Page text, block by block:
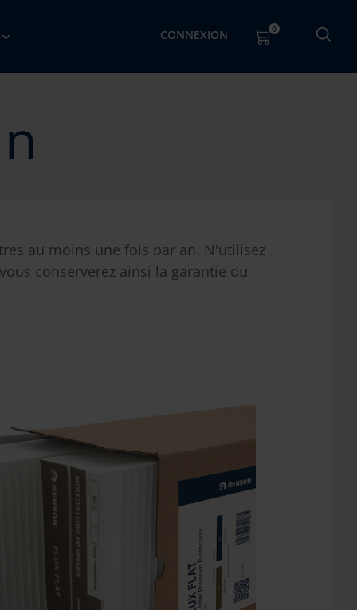
CONNEXION 0
au moins une fois par an. N'utilisez
conserverez ainsi la garantie du